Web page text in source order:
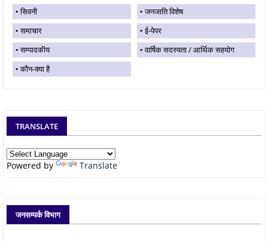
सिवनी
जनजाति विशेष
समाचार
ई-पेपर
सम्पादकीय
वार्षिक सदस्यता / आर्थिक सहयोग
कौन-क्या है
TRANSLATE
Powered by Translate
जनसम्पर्क विभाग